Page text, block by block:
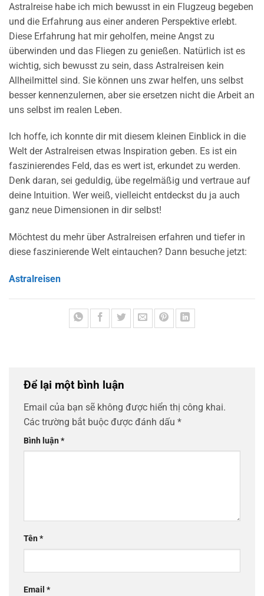
Astralreise habe ich mich bewusst in ein Flugzeug begeben
und die Erfahrung aus einer anderen Perspektive erlebt.
Diese Erfahrung hat mir geholfen, meine Angst zu
überwinden und das Fliegen zu genießen. Natürlich ist es
wichtig, sich bewusst zu sein, dass Astralreisen kein
Allheilmittel sind. Sie können uns zwar helfen, uns selbst
besser kennenzulernen, aber sie ersetzen nicht die Arbeit an
uns selbst im realen Leben.
Ich hoffe, ich konnte dir mit diesem kleinen Einblick in die
Welt der Astralreisen etwas Inspiration geben. Es ist ein
faszinierendes Feld, das es wert ist, erkundet zu werden.
Denk daran, sei geduldig, übe regelmäßig und vertraue auf
deine Intuition. Wer weiß, vielleicht entdeckst du ja auch
ganz neue Dimensionen in dir selbst!
Möchtest du mehr über Astralreisen erfahren und tiefer in
diese faszinierende Welt eintauchen? Dann besuche jetzt:
Astralreisen
Để lại một bình luận
Email của bạn sẽ không được hiển thị công khai.
Các trường bắt buộc được đánh dấu *
Bình luận*
Tên*
Email *